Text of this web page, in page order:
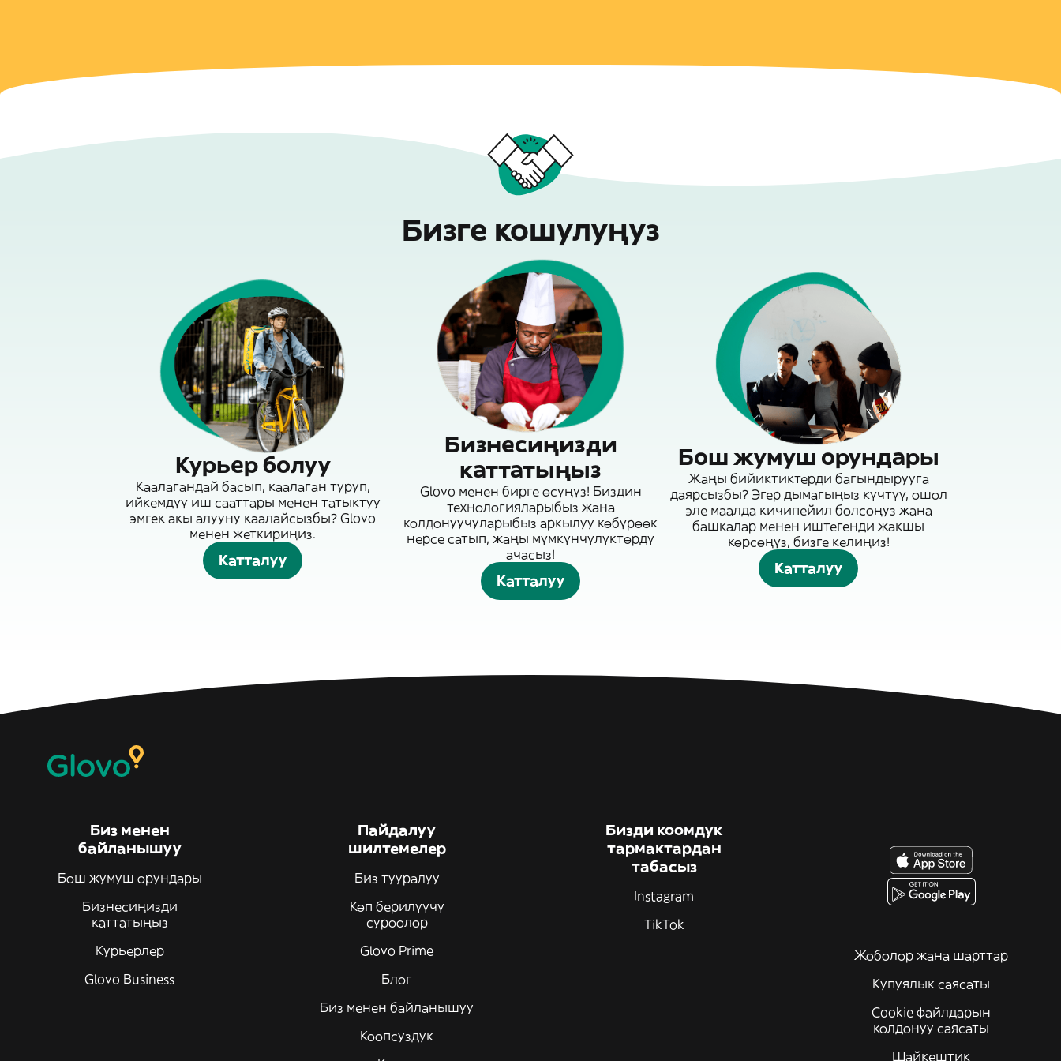
Бизге кошулуңуз
Курьер болуу
Каалагандай басып, каалаган туруп,
ийкемдүү иш сааттары менен татыктуу
эмгек акы алууну каалайсызбы? Glovo
менен жеткириңиз.
Катталуу
Бизнесиңизди
каттатыңыз
Glovo менен бирге өсүңүз! Биздин
технологияларыбыз жана
колдонуучуларыбыз аркылуу көбүрөөк
нерсе сатып, жаңы мүмкүнчүлүктөрдү
ачасыз!
Катталуу
Бош жумуш орундары
Жаңы бийиктиктерди багындырууга
даярсызбы? Эгер дымагыңыз күчтүү, ошол
эле маалда кичипейил болсоңуз жана
башкалар менен иштегенди жакшы
көрсөңүз, бизге келиңиз!
Катталуу
Биз менен
байланышуу
Бош жумуш орундары
Бизнесиңизди
каттатыңыз
Курьерлер
Glovo Business
Пайдалуу
шилтемелер
Биз тууралуу
Көп берилүүчү
суроолор
Glovo Prime
Блог
Биз менен байланышуу
Коопсуздук
Бизди коомдук
тармактардан
табасыз
Instagram
TikTok
Жоболор жана шарттар
Купуялык саясаты
Cookie файлдарын
колдонуу саясаты
Шайкештик